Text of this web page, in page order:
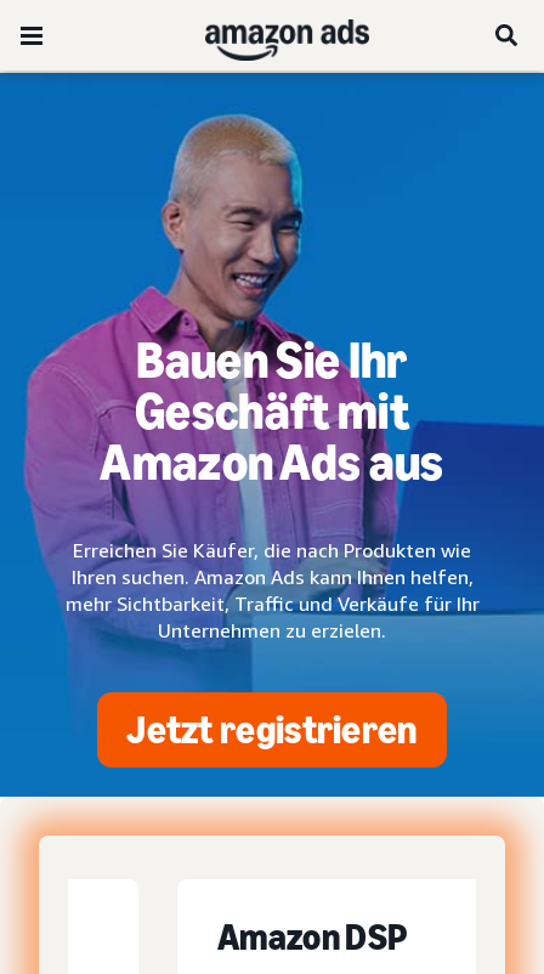
Bauen Sie Ihr
Geschäft mit
Amazon Ads aus
Erreichen Sie Käufer, die nach Produkten wie
Ihren suchen. Amazon Ads kann Ihnen helfen,
mehr Sichtbarkeit, Traffic und Verkäufe für Ihr
Unternehmen zu erzielen.
Jetzt registrieren
Amazon DSP